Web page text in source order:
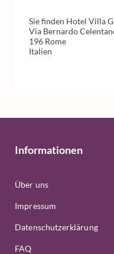
Sie finden Hotel Villa
Via Bernardo
196 Rome
Italien
Informationen
Über uns
Impressum
Datenschutzerklärung
FAQ